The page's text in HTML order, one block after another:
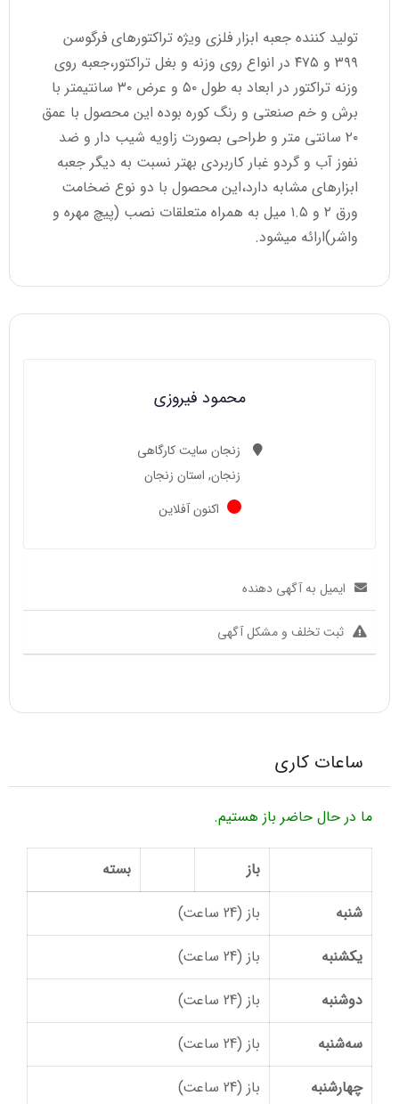
تولید کننده جعبه ابزار فلزی ویژه تراکتورهای فرگوسن
۳۹۹ و ۴۷۵ در انواع روی وزنه و بغل تراکتور،جعبه روی
وزنه تراکتور در ابعاد به طول ۵۰ و عرض ۳۰ سانتیمتر با
برش و خم صنعتی و رنگ کوره بوده این محصول با عمق
۲۰ سانتی متر و طراحی بصورت زاویه شیب دار و ضد
نفوز آب و گردو غبار کاربردی بهتر نسبت به دیگر جعبه
ابزارهای مشابه دارد،این محصول با دو نوع ضخامت
ورق ۲ و ۱.۵ میل به همراه متعلقات نصب (پیچ مهره و
واشر)ارائه میشود.
محمود فیروزی
زنجان سایت کارگاهی
زنجان, استان زنجان
اکنون آفلاین
ایمیل به آگهی دهنده
ثبت تخلف و مشکل آگهی
ساعات کاری
ما در حال حاضر باز هستیم.
باز
بسته
شنبه
باز (24 ساعت)
یکشنبه
باز (24 ساعت)
دوشنبه
باز (24 ساعت)
سه‌شنبه
باز (24 ساعت)
چهارشنبه
باز (24 ساعت)